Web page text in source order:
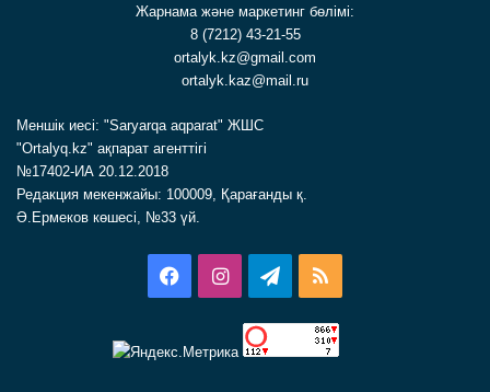
Жарнама және маркетинг бөлімі:
8 (7212) 43-21-55
ortalyk.kz@gmail.com
ortalyk.kaz@mail.ru
Меншік иесі: "Saryarqa aqparat" ЖШС
"Ortalyq.kz" ақпарат агенттігі
№17402-ИА 20.12.2018
Редакция мекенжайы: 100009, Қарағанды қ.
Ә.Ермеков көшесі, №33 үй.
FacebookInstagramTelegram